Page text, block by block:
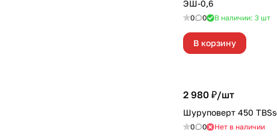
ЭШ-0,6
0 0 В наличии: 3 шт
В корзину
2 980 ₽/шт
Шуруповерт 450
0 0 Нет в наличии